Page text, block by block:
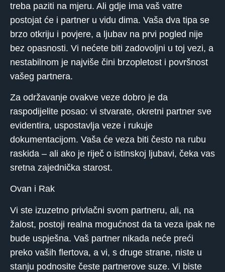
treba paziti na mjeru. Ali gdje ima vaš vatre
postojat će i partner u vidu dima. Vaša dva tipa se
brzo otkriju i povjere, a ljubav na prvi pogled nije
bez opasnosti. Vi nećete biti zadovoljni u toj vezi, a
nestabilnom je najviše čini brzopletost i površnost
vašeg partnera.
Za održavanje ovakve veze dobro je da
raspodijelite posao: vi stvarate, okretni partner sve
evidentira, uspostavlja veze i rukuje
dokumentacijom. Vaša će veza biti često na rubu
raskida – ali ako je riječ o istinskoj ljubavi, čeka vas
sretna zajednička starost.
Ovan i Rak
Vi ste izuzetno privlačni svom partneru, ali, na
žalost, postoji realna mogućnost da ta veza ipak ne
bude uspješna. Vaš partner nikada neće preći
preko vaših flertova, a vi, s druge strane, niste u
stanju podnosite česte partnerove suze. Vi biste